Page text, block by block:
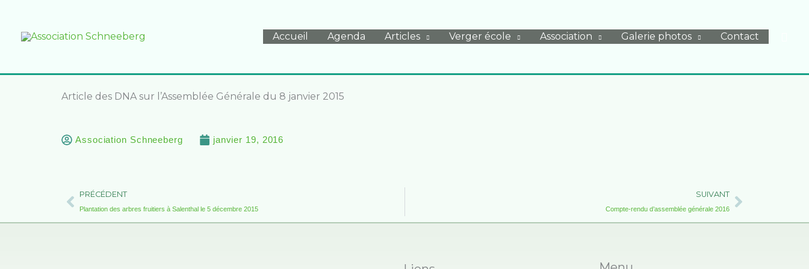
contenu
Accueil Agenda Articles Verger école Association Galerie photos Contact
Article des DNA sur l’Assemblée Générale du 8 janvier 2015
Association Schneeberg janvier 19, 2016
Précédent
PRÉCÉDENT
Plantation des arbres fruitiers à Salenthal le 5 décembre 2015
SUIVANT
Compte-rendu d’assemblée générale 2016
Suivant